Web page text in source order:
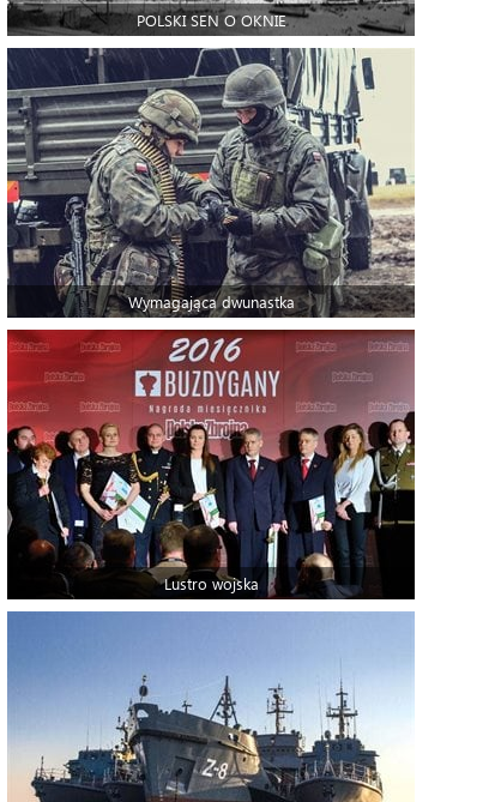
POLSKI SEN O OKNIE
Wymagająca dwunastka
Lustro wojska